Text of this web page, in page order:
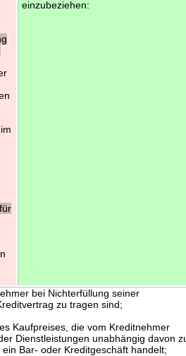
einzubeziehen:
bei Nichterfüllung seiner
zu tragen sind;
Kaufpreises, die vom Kreditnehmer
Dienstleistungen unabhängig davon
Bar- oder Kreditgeschäft handelt;